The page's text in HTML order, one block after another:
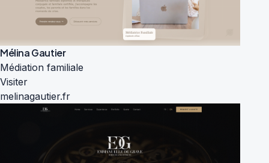
Mélina Gautier
Médiation familiale
Visiter
melinagautier.fr